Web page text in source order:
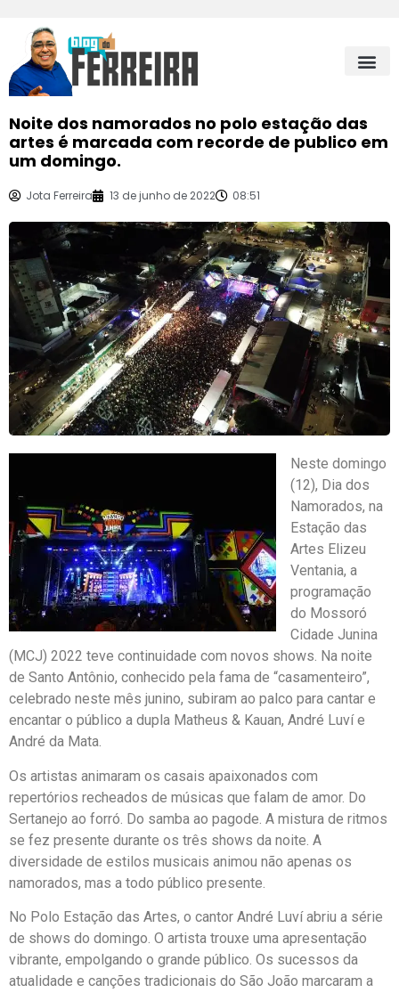
Noite dos namorados no polo estação das
artes é marcada com recorde de publico em
um domingo.
Jota Ferreira 13 de junho de 2022 08:51
Neste domingo
(12), Dia dos
Namorados, na
Estação das
Artes Elizeu
Ventania, a
programação
do Mossoró
Cidade Junina
(MCJ) 2022 teve continuidade com novos shows. Na noite
de Santo Antônio, conhecido pela fama de “casamenteiro”,
celebrado neste mês junino, subiram ao palco para cantar e
encantar o público a dupla Matheus & Kauan, André Luví e
André da Mata.
Os artistas animaram os casais apaixonados com
repertórios recheados de músicas que falam de amor. Do
Sertanejo ao forró. Do samba ao pagode. A mistura de ritmos
se fez presente durante os três shows da noite. A
diversidade de estilos musicais animou não apenas os
namorados, mas a todo público presente.
No Polo Estação das Artes, o cantor André Luví abriu a série
de shows do domingo. O artista trouxe uma apresentação
vibrante, empolgando o grande público. Os sucessos da
atualidade e canções tradicionais do São João marcaram a